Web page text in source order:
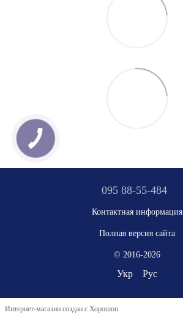
095 88-55-484
Контактная информация
Полная версия сайта
© 2016-2026
Укр Рус
Интернет-магазин создан с Хорошоп